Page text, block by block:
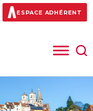
ESPACE ADHÉRENT